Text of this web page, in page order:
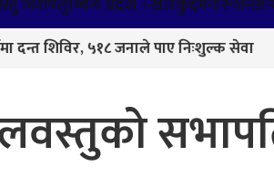
५१८ जनाले पाए निःशुल्क सेवा सीमा